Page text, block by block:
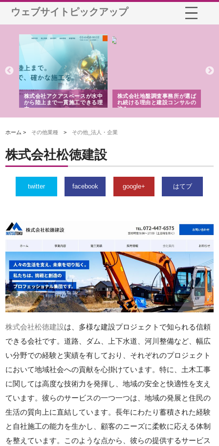
ウェブサイトピックアップ
株式会社アクアスペースが水中
から陸上まで一貫施工できる理
由
株式会社地盤調査事務所が選ば
れ続ける理由と建設コンサルの
強み
ホーム > その他業種 > その他_法人・企業
株式会社松徳建設
twitter facebook google+ はてブ
株式会社松徳建設は、多様な建設プロジェクトで知られる信頼
できる会社です。道路、ダム、上下水道、河川整備など、幅広
い分野での経験と実績を有しており、それぞれのプロジェクト
において地域社会への貢献を心掛けています。特に、土木工事
に関しては高度な技術力を発揮し、地域の安全と快適性を支え
ています。彼らのサービスの一つ一つは、地域の発展と住民の
生活の質向上に直結しています。長年にわたり蓄積された経験
と自社施工の能力を生かし、顧客のニーズに柔軟に応える体制
を整えています。このような点から、彼らの提供するサービス